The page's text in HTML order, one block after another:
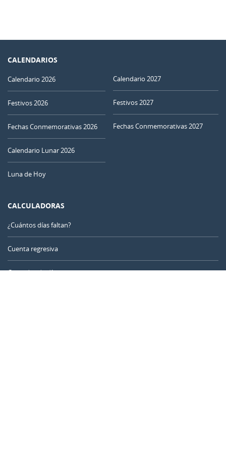
CALENDARIOS
Calendario 2026
Festivos 2026
Fechas Conmemorativas 2026
Calendario Lunar 2026
Luna de Hoy
Calendario 2027
Festivos 2027
Fechas Conmemorativas 2027
CALCULADORAS
¿Cuántos días faltan?
Cuenta regresiva
Contador de días